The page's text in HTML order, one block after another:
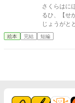
さくらはに
るひ、【せ
じょうがと
と……。 ☆使用しているイラストは「かわいいフリー素材集いら
すとや」様
絵本 完結 短編